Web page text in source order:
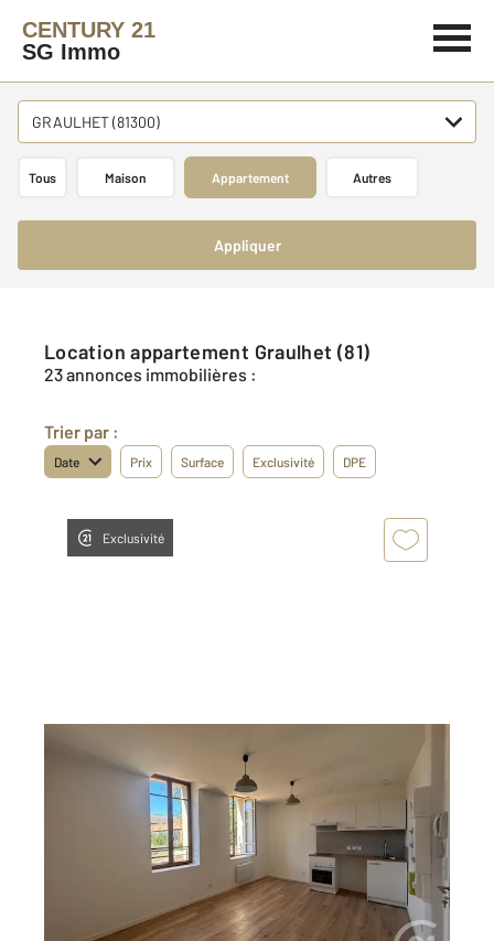
CENTURY 21
SG Immo
GRAULHET (81300)
Tous Maison Appartement Autres
Appliquer
Location appartement Graulhet (81)
23 annonces immobilières :
Trier par :
Date Prix Surface Exclusivité DPE
Exclusivité
33,88 m2, 2 pièces
Appartement T2 à louer
445 €
par mois charges comprises
Visiter le site dédié